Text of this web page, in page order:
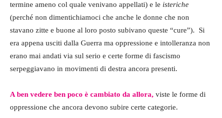
termine ameno col quale venivano appellati) e le isteriche
(perché non dimentichiamoci che anche le donne che non
stavano zitte e buone al loro posto subivano queste “cure”). Si
era appena usciti dalla Guerra ma oppressione e intolleranza non
erano mai andati via sul serio e certe forme di fascismo
serpeggiavano in movimenti di destra ancora presenti.
A ben vedere ben poco è cambiato da allora, viste le forme di
oppressione che ancora devono subire certe categorie.